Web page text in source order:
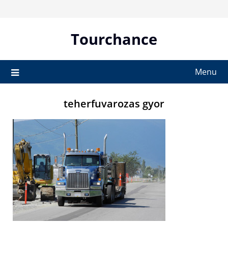
Tourchance
Menu
teherfuvarozas gyor